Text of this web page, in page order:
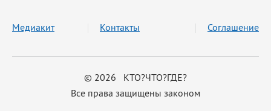
© 2026 КТО?ЧТО?ГДЕ?
Все права защищены законом
Медиакит Контакты Соглашение